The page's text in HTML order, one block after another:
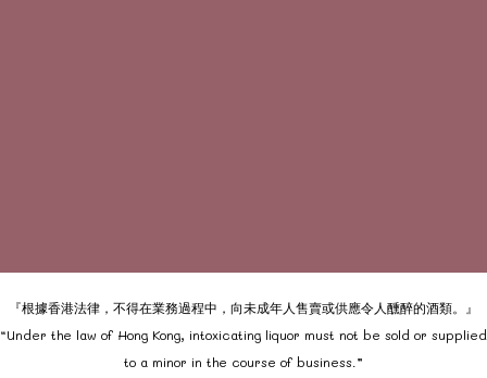
『根據香港法律，不得在業務過程中，向未成年人售賣或供應令人醺醉的酒類。』
“Under the law of Hong Kong, intoxicating liquor must not be sold or supplied
to a minor in the course of business.”